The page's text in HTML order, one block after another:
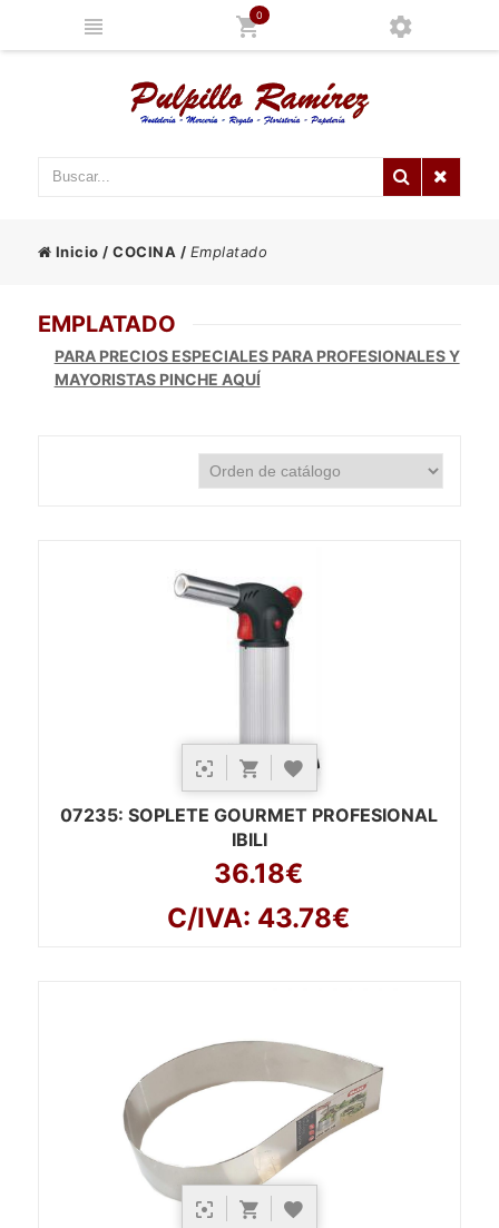
0
Inicio /COCINA / Emplatado
EMPLATADO
PARA PRECIOS ESPECIALES PARA PROFESIONALES Y
MAYORISTAS PINCHE AQUÍ
07235: SOPLETE GOURMET PROFESIONAL
IBILI
36.18€
C/IVA: 43.78€